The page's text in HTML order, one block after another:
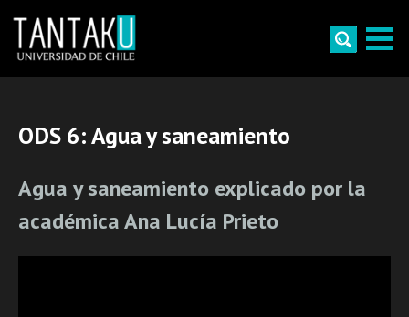
content
ODS 6: Agua y saneamiento
Agua y saneamiento explicado por la
académica Ana Lucía Prieto